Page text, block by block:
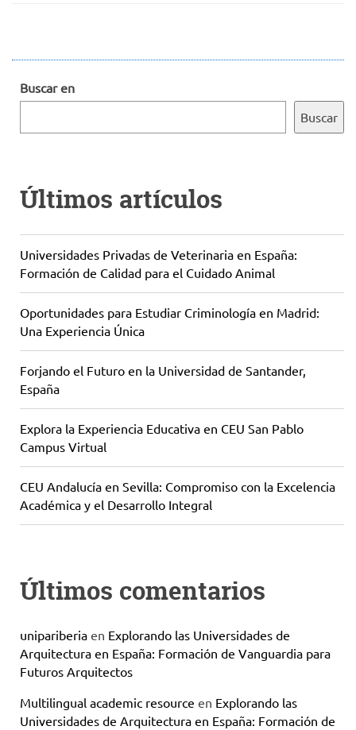
Buscar en
Buscar
Últimos artículos
Universidades Privadas de Veterinaria en España:
Formación de Calidad para el Cuidado Animal
Oportunidades para Estudiar Criminología en Madrid:
Una Experiencia Única
Forjando el Futuro en la Universidad de Santander,
España
Explora la Experiencia Educativa en CEU San Pablo
Campus Virtual
CEU Andalucía en Sevilla: Compromiso con la Excelencia
Académica y el Desarrollo Integral
Últimos comentarios
unipariberia en Explorando las Universidades de
Arquitectura en España: Formación de Vanguardia para
Futuros Arquitectos
Multilingual academic resource en Explorando las
Universidades de Arquitectura en España: Formación de